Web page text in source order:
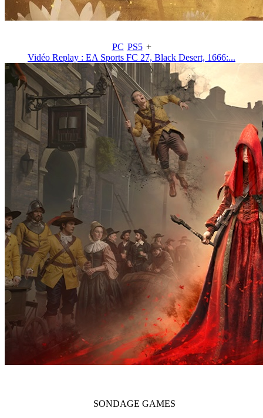
PC PS5 +
Vidéo Replay : EA Sports FC 27, Black Desert, 1666:...
SONDAGE GAMES